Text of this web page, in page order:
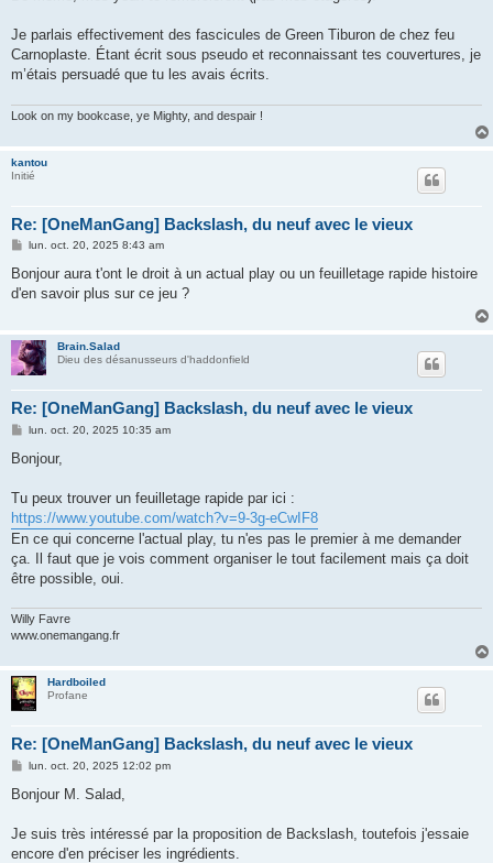
Je parlais effectivement des fascicules de Green Tiburon de chez feu
Carnoplaste. Étant écrit sous pseudo et reconnaissant tes couvertures, je
m’étais persuadé que tu les avais écrits.
Look on my bookcase, ye Mighty, and despair !
kantou
Initié
Re: [OneManGang] Backslash, du neuf avec le vieux
M
s
a
lun. oct. 20, 2025 8:43 am
Bonjour aura t'ont le droit à un actual play ou un feuilletage rapide histoire
d'en savoir plus sur ce jeu ?
Brain.Salad
Dieu des désanusseurs d'haddonfield
Re: [OneManGang] Backslash, du neuf avec le vieux
M
s
g
lun. oct. 20, 2025 10:35 am
Bonjour,
Tu peux trouver un feuilletage rapide par ici :
https://www.youtube.com/watch?v=9-3g-eCwIF8
En ce qui concerne l'actual play, tu n'es pas le premier à me demander
ça. Il faut que je vois comment organiser le tout facilement mais ça doit
être possible, oui.
Willy Favre
www.onemangang.fr
Hardboiled
Profane
Re: [OneManGang] Backslash, du neuf avec le vieux
M
s
g
lun. oct. 20, 2025 12:02 pm
Bonjour M. Salad,
Je suis très intéressé par la proposition de Backslash, toutefois j'essaie
encore d'en préciser les ingrédients.